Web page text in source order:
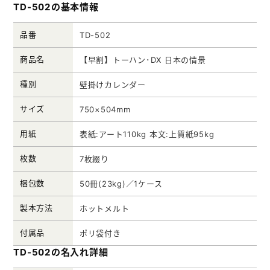
TD-502の基本情報
品番 TD-502
商品名 【早割】トーハン･DX 日本の情景
種別 壁掛けカレンダー
サイズ 750×504mm
用紙 表紙:アート110kg 本文:上質紙95kg
枚数 7枚綴り
梱包数 50冊(23kg)／1ケース
製本方法 ホットメルト
付属品 ポリ袋付き
TD-502の名入れ詳細